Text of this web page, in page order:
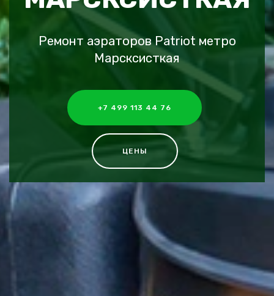
Ремонт аэраторов Patriot метро
Марсксисткая
+7 499 113 44 76
ЦЕНЫ